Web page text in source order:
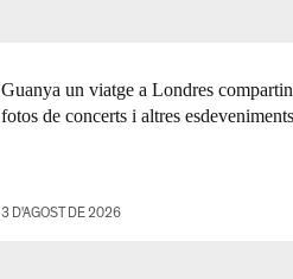
Guanya un viatge a Londres
fotos de concerts i altres
3 D'AGOST DE 2026